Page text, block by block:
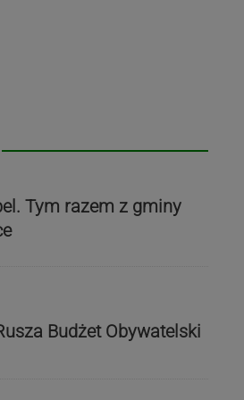
Tym razem z gminy
Budżet Obywatelski